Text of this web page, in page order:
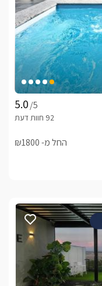
/5
החל מ- ₪1800